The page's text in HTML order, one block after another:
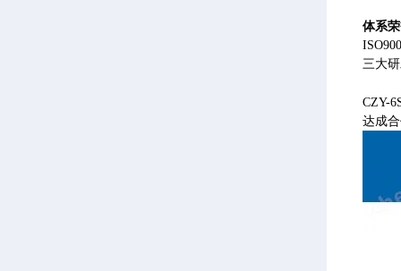
体系
三大
CZY-
达成